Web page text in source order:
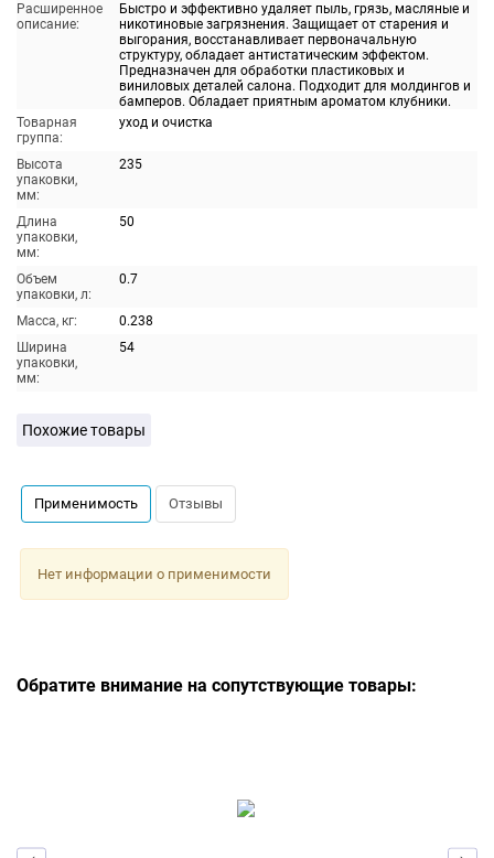
Расширенное
описание:
Быстро и эффективно удаляет пыль, грязь, масляные и
никотиновые загрязнения. Защищает от старения и
выгорания, восстанавливает первоначальную
структуру, обладает антистатическим эффектом.
Предназначен для обработки пластиковых и
виниловых деталей салона. Подходит для молдингов и
бамперов. Обладает приятным ароматом клубники.
Товарная
группа:
уход и очистка
Высота
упаковки,
мм:
235
Длина
упаковки,
мм:
50
Объем
упаковки, л:
0.7
Масса, кг:
0.238
Ширина
упаковки,
мм:
54
Похожие товары
Применимость Отзывы
Нет информации о применимости
Обратите внимание на сопутствующие товары: